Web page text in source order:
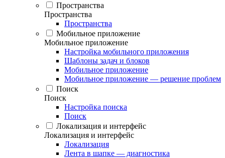
Пространства
Пространства
Пространства
Мобильное приложение
Мобильное приложение
Настройка мобильного приложения
Шаблоны задач и блоков
Мобильное приложение
Мобильное приложение — решение проблем
Поиск
Поиск
Настройка поиска
Поиск
Локализация и интерфейс
Локализация и интерфейс
Локализация
Лента в шапке — диагностика